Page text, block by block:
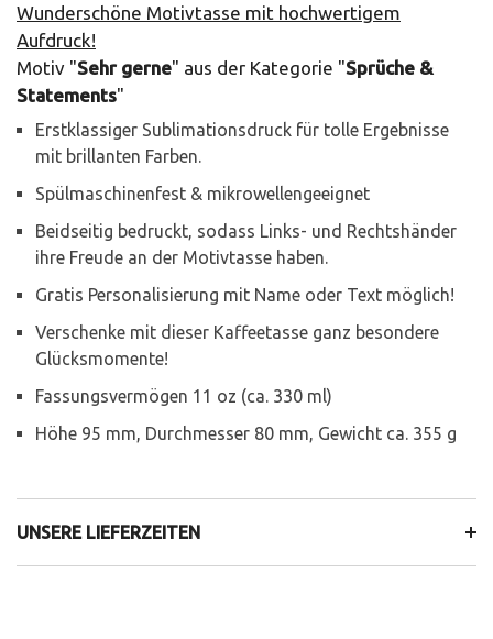
Wunderschöne Motivtasse mit hochwertigem
Aufdruck!
Motiv "Sehr gerne" aus der Kategorie "Sprüche &
Statements"
Erstklassiger Sublimationsdruck für tolle Ergebnisse
mit brillanten Farben.
Spülmaschinenfest & mikrowellengeeignet
Beidseitig bedruckt, sodass Links- und Rechtshänder
ihre Freude an der Motivtasse haben.
Gratis Personalisierung mit Name oder Text möglich!
Verschenke mit dieser Kaffeetasse ganz besondere
Glücksmomente!
Fassungsvermögen 11 oz (ca. 330 ml)
Höhe 95 mm, Durchmesser 80 mm, Gewicht ca. 355 g
UNSERE LIEFERZEITEN